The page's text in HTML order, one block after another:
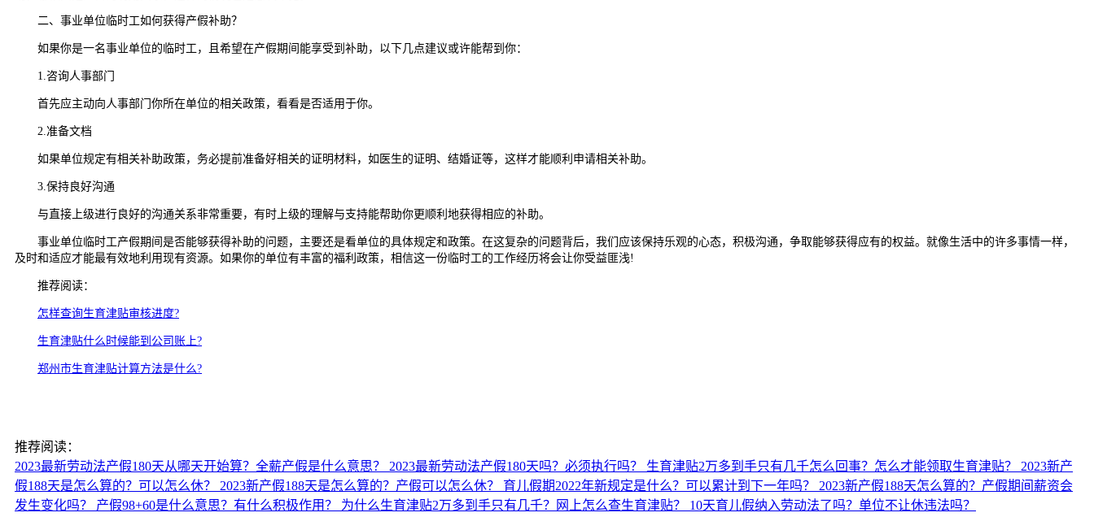
二、事业单位临时工如何获得产假补助？
如果你是一名事业单位的临时工，且希望在产假期间能享受到补助，以下几点建议或许能帮到你：
1.咨询人事部门
首先应主动向人事部门你所在单位的相关政策，看看是否适用于你。
2.准备文档
如果单位规定有相关补助政策，务必提前准备好相关的证明材料，如医生的证明、结婚证等，这样才能顺利申请相关补助。
3.保持良好沟通
与直接上级进行良好的沟通关系非常重要，有时上级的理解与支持能帮助你更顺利地获得相应的补助。
事业单位临时工产假期间是否能够获得补助的问题，主要还是看单位的具体规定和政策。在这复杂的问题背后，我们应该保持乐观的心态，积极沟通，争取能够获得应有的权益。就像生活中的许多事情一样，
及时和适应才能最有效地利用现有资源。如果你的单位有丰富的福利政策，相信这一份临时工的工作经历将会让你受益匪浅!
推荐阅读：
怎样查询生育津贴审核进度?
生育津贴什么时候能到公司账上?
郑州市生育津贴计算方法是什么?
推荐阅读：
2023最新劳动法产假180天从哪天开始算？全薪产假是什么意思？
2023最新劳动法产假180天吗？必须执行吗？ 生育津贴2万多到手只有几千怎么回事？怎么才能领取生育津贴？
2023新产
假188天是怎么算的？可以怎么休？
2023新产假188天是怎么算的？产假可以怎么休？ 育儿假期2022年新规定是什么？可以累计到下一年吗？
2023新产假188天怎么算的？产假期间薪资会
发生变化吗？
产假98+60是什么意思？有什么积极作用？ 为什么生育津贴2万多到手只有几千？网上怎么查生育津贴？ 10天育儿假纳入劳动法了吗？单位不让休违法吗？